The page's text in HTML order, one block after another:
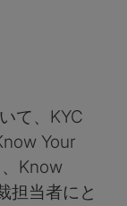
て、KYC
Your
Know
担当者にと